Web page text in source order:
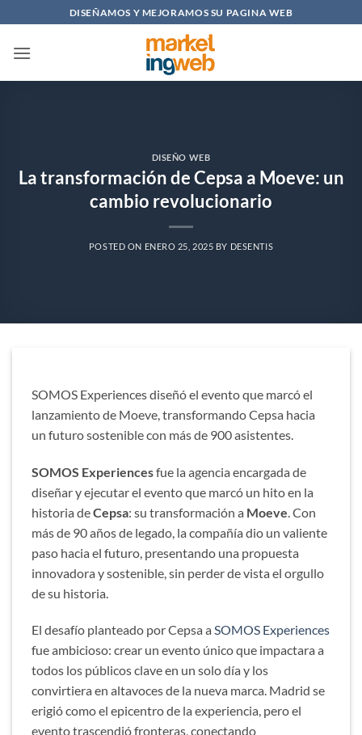
al
contenido
DISEÑAMOS Y MEJORAMOS SU PAGINA WEB
DISEÑO WEB
La transformación de Cepsa a Moeve: un
cambio revolucionario
POSTED ON ENERO 25, 2025 BY DESENTIS
SOMOS Experiences diseñó el evento que marcó el
lanzamiento de Moeve, transformando Cepsa hacia
un futuro sostenible con más de 900 asistentes.
SOMOS Experiencesfue la agencia encargada de
diseñar y ejecutar el evento que marcó un hito en la
historia deCepsa: su transformación a Moeve . Con
más de 90 años de legado, la compañía dio un valiente
paso hacia el futuro, presentando una propuesta
innovadora y sostenible, sin perder de vista el orgullo
de su historia.
El desafío planteado por Cepsa a SOMOS Experiences
fue ambicioso: crear un evento único que impactara a
todos los públicos clave en un solo día y los
convirtiera en altavoces de la nueva marca. Madrid se
erigió como el epicentro de la experiencia, pero el
evento trascendió fronteras, conectando